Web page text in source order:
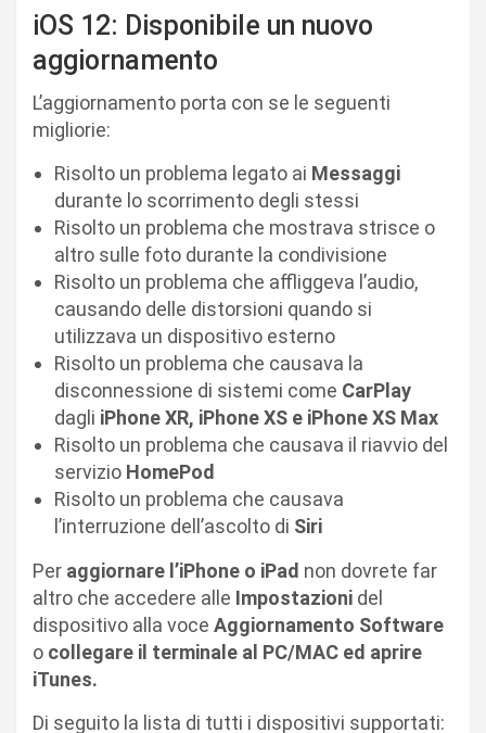
iOS 12: Disponibile un nuovo
aggiornamento
L’aggiornamento porta con se le seguenti
migliorie:
Risolto un problema legato ai Messaggi
durante lo scorrimento degli stessi
Risolto un problema che mostrava strisce o
altro sulle foto durante la condivisione
Risolto un problema che affliggeva l’audio,
causando delle distorsioni quando si
utilizzava un dispositivo esterno
Risolto un problema che causava la
disconnessione di sistemi come CarPlay
dagli iPhone XR, iPhone XS e iPhone XS Max
Risolto un problema che causava il riavvio del
servizio HomePod
Risolto un problema che causava
l’interruzione dell’ascolto di Siri
Per aggiornare l’iPhone o iPad non dovrete far
altro che accedere alle Impostazioni del
dispositivo alla voce Aggiornamento Software
o collegare il terminale al PC/MAC ed aprire
iTunes.
Di seguito la lista di tutti i dispositivi supportati: